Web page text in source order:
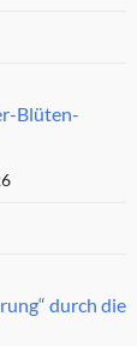
Blüten-
durch die